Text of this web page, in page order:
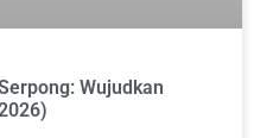
Wujudkan